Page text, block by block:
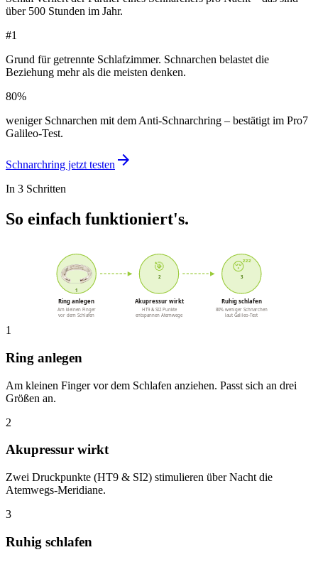
über 500 Stunden im Jahr.
#1
Grund für getrennte Schlafzimmer. Schnarchen belastet die
Beziehung mehr als die meisten denken.
80%
weniger Schnarchen mit dem Anti-Schnarchring – bestätigt im Pro7
Galileo-Test.
Schnarchring jetzt testen arrow_forward
In 3 Schritten
So einfach funktioniert's.
1
Ring anlegen
Am kleinen Finger
vor dem Schlafen
🎯
2
Akupressur wirkt
HT9 & SI2 Punkte
entspannen Atemwege
😴
3
Ruhig schlafen
80% weniger Schnarchen
laut Galileo-Test
1
Ring anlegen
Am kleinen Finger vor dem Schlafen anziehen. Passt sich an drei
Größen an.
2
Akupressur wirkt
Zwei Druckpunkte (HT9 & SI2) stimulieren über Nacht die
Atemwegs-Meridiane.
3
Ruhig schlafen